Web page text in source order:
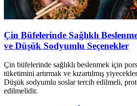
Çin Büfelerinde Sağlıklı
ve Düşük Sodyumlu Seçenekler
Çin büfelerinde sağlıklı beslenmek için
tüketimini artırmak ve kızartılmış
Düşük sodyumlu soslar tercih edilmeli,
edilmelidir.